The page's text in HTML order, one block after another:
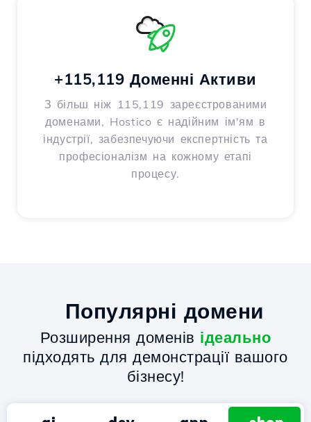
+115,119 Доменні Активи
З більш ніж 115,119 зареєстрованими
доменами, Hostico є надійним ім'ям в
індустрії, забезпечуючи експертність та
професіоналізм на кожному етапі
процесу.
Популярні домени
Розширення доменів ідеально
підходять для демонстрації вашого
бізнесу!